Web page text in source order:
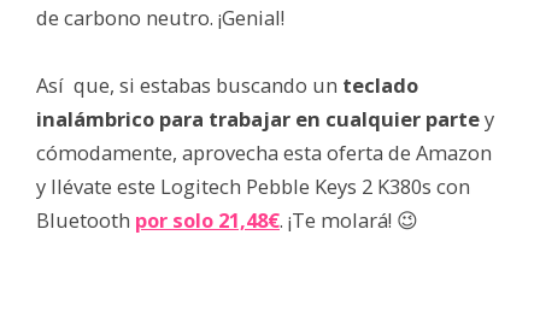
de carbono neutro. ¡Genial!
Así que, si estabas buscando un teclado
inalámbrico para trabajar en cualquier partey
cómodamente, aprovecha esta oferta de Amazon
y llévate este Logitech Pebble Keys 2 K380s con
Bluetooth por solo 21,48€. ¡Te molará! 😉